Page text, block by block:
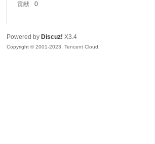
uz!
贡献
0
Powered by Discuz! X3.4
Copyright © 2001-2023, Tencent Cloud.